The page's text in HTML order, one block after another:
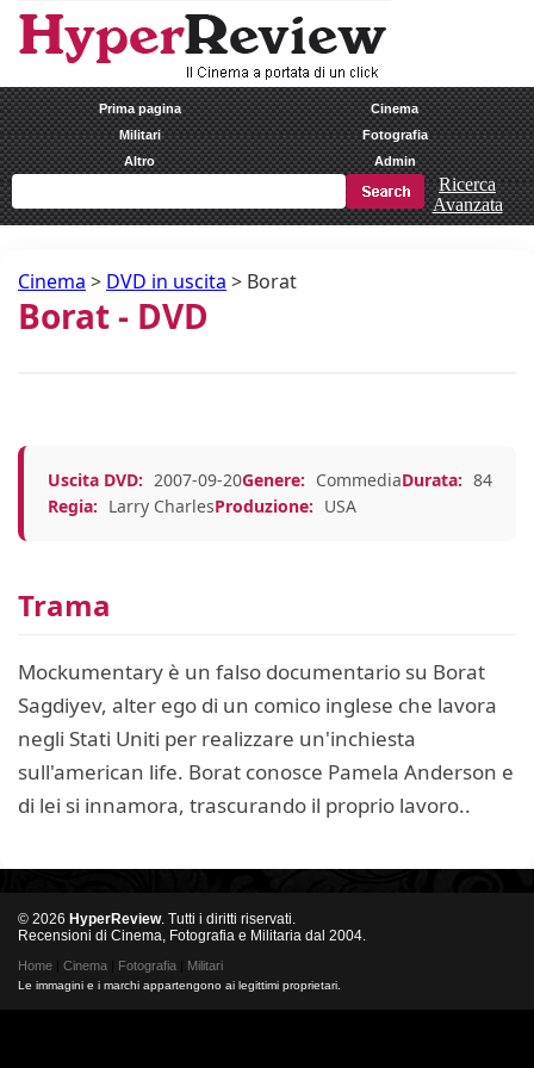
Prima pagina
Cinema
Militari
Fotografia
Altro
Admin
Ricerca
Avanzata
Cinema > DVD in uscita > Borat
Borat - DVD
Uscita DVD: 2007-09-20Genere: CommediaDurata: 84
Regia: Larry CharlesProduzione: USA
Trama
Mockumentary è un falso documentario su Borat
Sagdiyev, alter ego di un comico inglese che lavora
negli Stati Uniti per realizzare un'inchiesta
sull'american life. Borat conosce Pamela Anderson e
di lei si innamora, trascurando il proprio lavoro..
© 2026 HyperReview. Tutti i diritti riservati.
Recensioni di Cinema, Fotografia e Militaria dal 2004.
Home Cinema Fotografia Militari
Le immagini e i marchi appartengono ai legittimi proprietari.